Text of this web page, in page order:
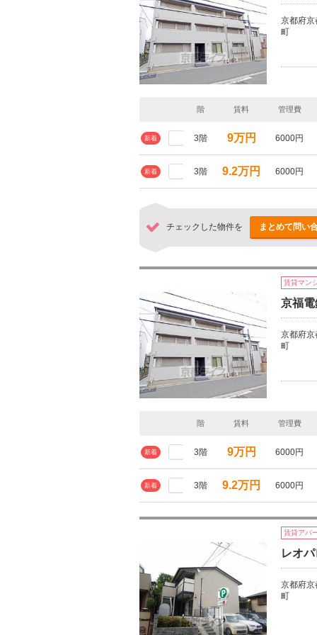
京都府京
町
階 賃料 管理費
新着 3階 9万円 6000円
新着 3階 9.2万円 6000円
チェックした物件を まとめて問い
賃貸マン
京福
京都府京
町
階 賃料 管理費
新着 3階 9万円 6000円
新着 3階 9.2万円 6000円
賃貸アパ
レオ
京都府京
町